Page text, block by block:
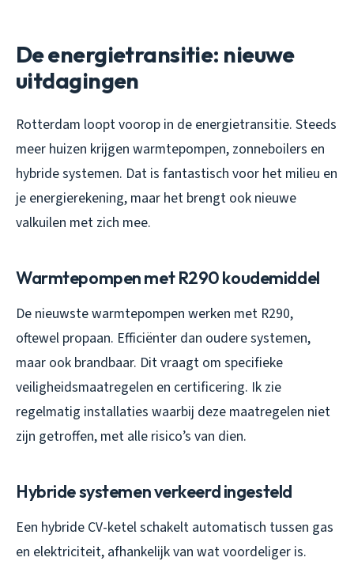
De energietransitie: nieuwe
uitdagingen
Rotterdam loopt voorop in de energietransitie. Steeds
meer huizen krijgen warmtepompen, zonneboilers en
hybride systemen. Dat is fantastisch voor het milieu en
je energierekening, maar het brengt ook nieuwe
valkuilen met zich mee.
Warmtepompen met R290 koudemiddel
De nieuwste warmtepompen werken met R290,
oftewel propaan. Efficiënter dan oudere systemen,
maar ook brandbaar. Dit vraagt om specifieke
veiligheidsmaatregelen en certificering. Ik zie
regelmatig installaties waarbij deze maatregelen niet
zijn getroffen, met alle risico’s van dien.
Hybride systemen verkeerd ingesteld
Een hybride CV-ketel schakelt automatisch tussen gas
en elektriciteit, afhankelijk van wat voordeliger is.